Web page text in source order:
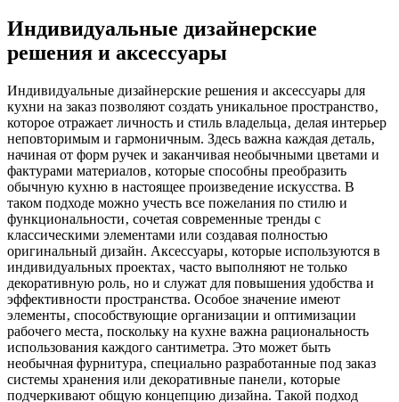
Индивидуальные дизайнерские
решения и аксессуары
Индивидуальные дизайнерские решения и аксессуары для
кухни на заказ позволяют создать уникальное пространство‚
которое отражает личность и стиль владельца‚ делая интерьер
неповторимым и гармоничным. Здесь важна каждая деталь‚
начиная от форм ручек и заканчивая необычными цветами и
фактурами материалов‚ которые способны преобразить
обычную кухню в настоящее произведение искусства. В
таком подходе можно учесть все пожелания по стилю и
функциональности‚ сочетая современные тренды с
классическими элементами или создавая полностью
оригинальный дизайн. Аксессуары‚ которые используются в
индивидуальных проектах‚ часто выполняют не только
декоративную роль‚ но и служат для повышения удобства и
эффективности пространства. Особое значение имеют
элементы‚ способствующие организации и оптимизации
рабочего места‚ поскольку на кухне важна рациональность
использования каждого сантиметра. Это может быть
необычная фурнитура‚ специально разработанные под заказ
системы хранения или декоративные панели‚ которые
подчеркивают общую концепцию дизайна. Такой подход